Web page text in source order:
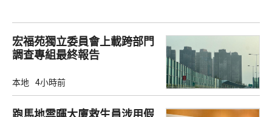
宏福苑獨立委員會上載跨部門
調查專組最終報告
本地 4小時前
跑馬地雲暉大廈救生員涉用假